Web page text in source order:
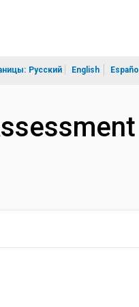
Русский English Español